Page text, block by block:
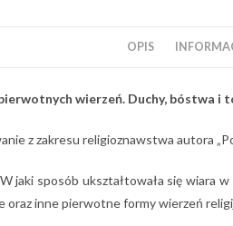
OPIS
wierzeń. Duchy, bóstwa i
z zakresu religioznawstwa autora
jaki sposób ukształtowała się wiara
inne pierwotne formy wierzeń